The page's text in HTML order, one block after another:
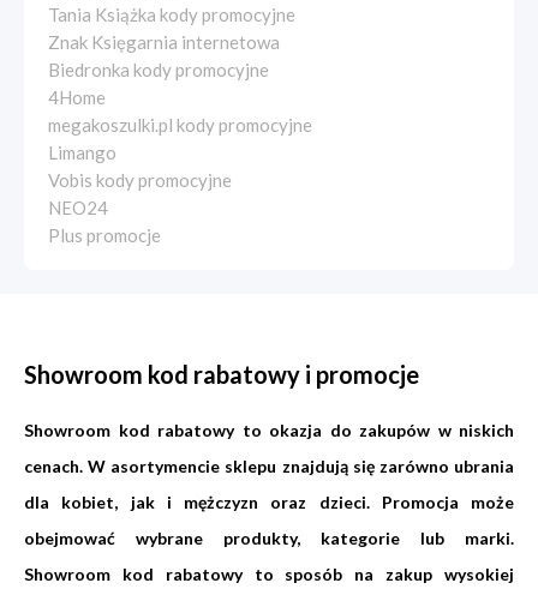
Tania Książka kody promocyjne
Znak Księgarnia internetowa
Biedronka kody promocyjne
4Home
megakoszulki.pl kody promocyjne
Limango
Vobis kody promocyjne
NEO24
Plus promocje
Showroom kod rabatowy i promocje
Showroom kod rabatowy to okazja do zakupów w niskich
cenach. W asortymencie sklepu znajdują się zarówno ubrania
dla kobiet, jak i mężczyzn oraz dzieci. Promocja może
obejmować wybrane produkty, kategorie lub marki.
Showroom kod rabatowy to sposób na zakup wysokiej